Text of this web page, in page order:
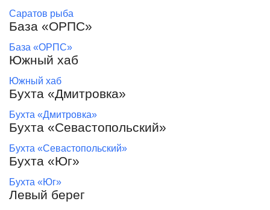
Саратов рыба
База «ОРПС»
База «ОРПС»
Южный хаб
Южный хаб
Бухта «Дмитровка»
Бухта «Дмитровка»
Бухта «Севастопольский»
Бухта «Севастопольский»
Бухта «Юг»
Бухта «Юг»
Левый берег